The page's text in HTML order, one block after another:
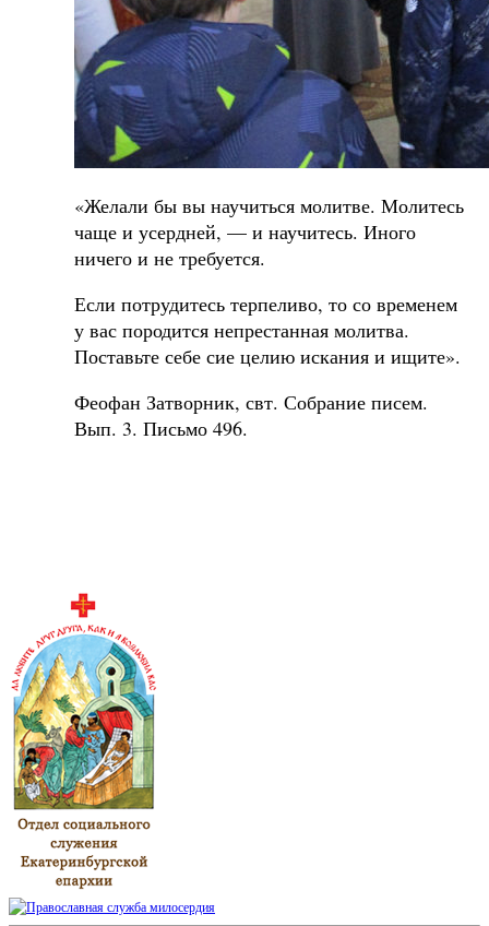
«Желали бы вы научиться молитве. Молитесь
чаще и усердней, — и научитесь. Иного
ничего и не требуется.
Если потрудитесь терпеливо, то со временем
у вас породится непрестанная молитва.
Поставьте себе сие целию искания и ищите».
Феофан Затворник, свт. Собрание писем.
Вып. 3. Письмо 496.
Sidebar